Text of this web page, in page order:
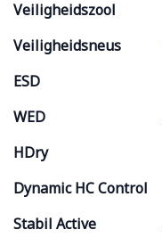
Veiligheidszool
Veiligheidsneus
ESD
WED
HDry
Dynamic HC Control
Stabil Active